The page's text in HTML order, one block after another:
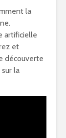
la
artificielle
et
découverte
la